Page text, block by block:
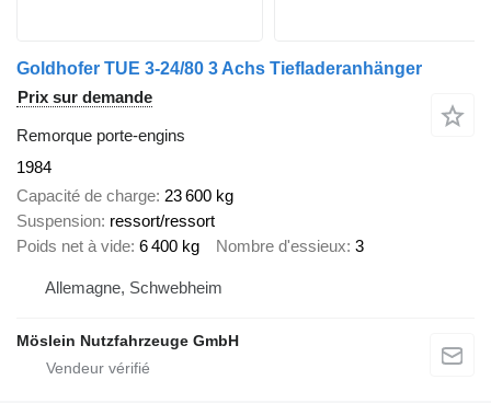
Goldhofer TUE 3-24/80 3 Achs Tiefladeranhänger
Prix sur demande
Remorque porte-engins
1984
Capacité de charge 23 600 kg
Suspension ressort/ressort
Poids net à vide 6 400 kg Nombre d'essieux 3
Allemagne, Schwebheim
Möslein Nutzfahrzeuge GmbH